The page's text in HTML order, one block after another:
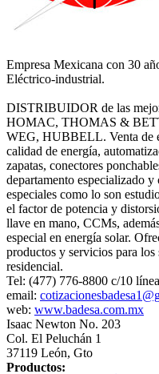
Empresa Mexicana con 30
Eléctrico-industrial.
DISTRIBUIDOR de las
HOMAC, THOMAS &
WEG, HUBBELL. Venta de
calidad de energía,
zapatas, conectores
departamento especializado
especiales como lo son
el factor de potencia y
llave en mano, CCMs,
especial en energía solar.
productos y servicios para
residencial.
Tel: (477) 776-8800 c/10
email:
web: www.badesa.com.mx
Isaac Newton No. 203
Col. El Peluchán 1
37119 León, Gto
Productos: